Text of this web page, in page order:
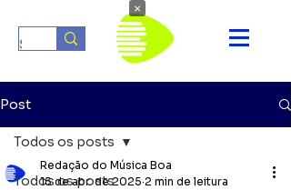
Post
Todos os posts
Todos os posts
Redação do Música Boa
15 de abr. de 2025 2 min de leitura
×